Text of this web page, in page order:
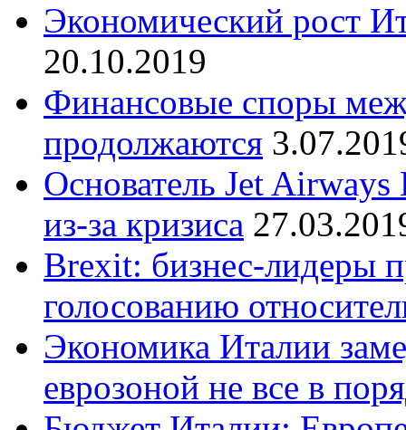
Экономический рост
20.10.2019
Финансовые споры
продолжаются
Основатель Jet
из-за кризиса
Brexit: бизнес-лидеры
голосованию
Экономика Италии
еврозоной не все в